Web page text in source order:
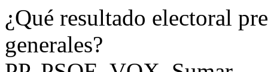
¿Qué resultado electoral
generales?